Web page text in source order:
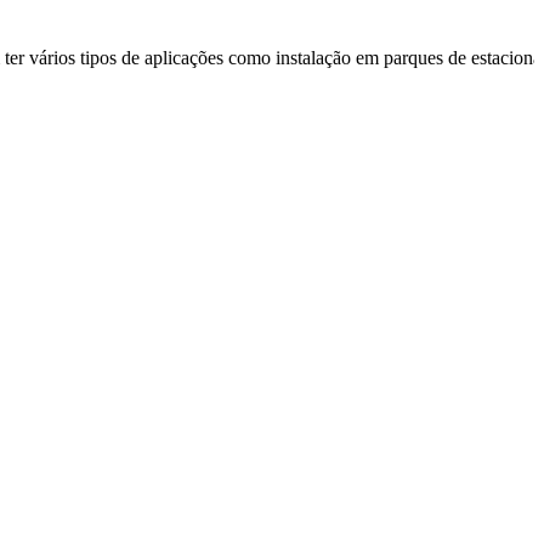
tipos de aplicações como instalação em parques de